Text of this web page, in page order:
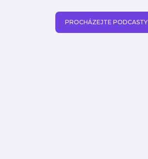
PROCHÁZEJTE PODCASTY